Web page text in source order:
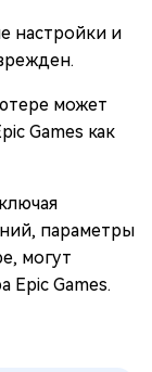
настройки и
может
Games как
параметры
могут
Epic Games.